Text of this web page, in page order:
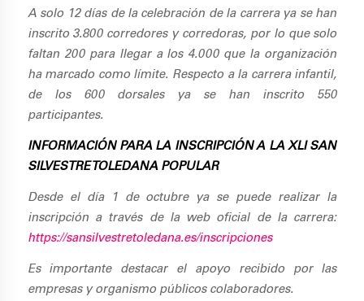
A solo 12 días de la celebración de la carrera ya se han
inscrito 3.800 corredores y corredoras, por lo que solo
faltan 200 para llegar a los 4.000 que la organización
ha marcado como límite. Respecto a la carrera infantil,
de los 600 dorsales ya se han inscrito 550
participantes.
INFORMACIÓN PARA LA INSCRIPCIÓN A LA XLI SAN
SILVESTRE TOLEDANA POPULAR
Desde el día 1 de octubre ya se puede realizar la
inscripción a través de la web oficial de la carrera:
https://sansilvestretoledana.es/inscripciones
Es importante destacar el apoyo recibido por las
empresas y organismo públicos colaboradores.